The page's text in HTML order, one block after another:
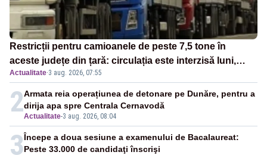
Restricții pentru camioanele de peste 7,5 tone în
aceste județe din țară: circulația este interzisă luni,
între orele 12:00 și 20:00
Actualitate·3 aug. 2026, 07:55
2Actualitate-3 aug. 2026, 08:04
Armata reia operațiunea de detonare pe Dunăre, pentru a
dirija apa spre Centrala Cernavodă
3Începe a doua sesiune a examenului de Bacalaureat:
Peste 33.000 de candidaţi înscrişi